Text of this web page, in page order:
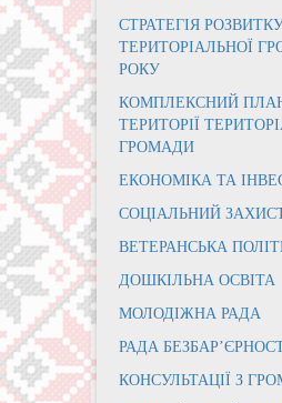
СТРАТЕГІЯ
ТЕРИТОРІАЛЬНОЇ
РОКУ
КОМПЛЕКСНИЙ
ТЕРИТОРІЇ
ГРОМАДИ
ЕКОНОМІКА ТА
СОЦІАЛЬНИЙ
ВЕТЕРАНСЬКА
ДОШКІЛЬНА ОСВІТА
МОЛОДІЖНА РАДА
РАДА
КОНСУЛЬТАЦІЇ З